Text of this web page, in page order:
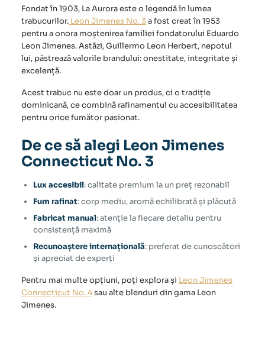
Fondat în 1903, La Aurora este o legendă în lumea
trabucurilor. Leon Jimenes No. 3a fost creat în 1953
pentru a onora moștenirea familiei fondatorului Eduardo
Leon Jimenes. Astăzi, Guillermo Leon Herbert, nepotul
lui, păstrează valorile brandului: onestitate, integritate și
excelență.
Acest trabuc nu este doar un produs, ci o tradiție
dominicană, ce combină rafinamentul cu accesibilitatea
pentru orice fumător pasionat.
De ce să alegi Leon Jimenes
Connecticut No. 3
Lux accesibil: calitate premium la un preț rezonabil
Fum rafinat: corp mediu, aromă echilibrată și plăcută
Fabricat manual: atenție la fiecare detaliu pentru
consistență maximă
Recunoaștere internațională: preferat de cunoscători
și apreciat de experți
Pentru mai multe opțiuni, poți explora și Leon Jimenes
Connecticut No. 4sau alte blenduri din gama Leon
Jimenes.